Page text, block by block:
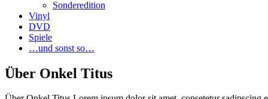
Sonderedition
Vinyl
DVD
Spiele
…und sonst so…
Über Onkel Titus